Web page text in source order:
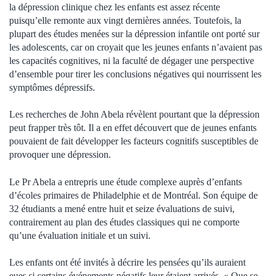
la dépression clinique chez les enfants est assez récente
puisqu’elle remonte aux vingt dernières années. Toutefois, la
plupart des études menées sur la dépression infantile ont porté sur
les adolescents, car on croyait que les jeunes enfants n’avaient pas
les capacités cognitives, ni la faculté de dégager une perspective
d’ensemble pour tirer les conclusions négatives qui nourrissent les
symptômes dépressifs.
Les recherches de John Abela révèlent pourtant que la dépression
peut frapper très tôt. Il a en effet découvert que de jeunes enfants
pouvaient de fait développer les facteurs cognitifs susceptibles de
provoquer une dépression.
Le Pr Abela a entrepris une étude complexe auprès d’enfants
d’écoles primaires de Philadelphie et de Montréal. Son équipe de
32 étudiants a mené entre huit et seize évaluations de suivi,
contrairement au plan des études classiques qui ne comporte
qu’une évaluation initiale et un suivi.
Les enfants ont été invités à décrire les pensées qu’ils auraient